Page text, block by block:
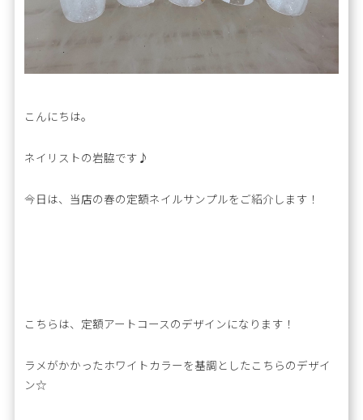
こんにちは。
ネイリストの岩脇です♪
今日は、当店の春の定額ネイルサンプルをご紹介します！
こちらは、定額アートコースのデザインになります！
ラメがかかったホワイトカラーを基調としたこちらのデザイ
ン☆